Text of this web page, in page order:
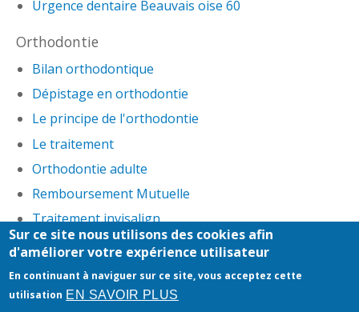
Urgence dentaire Beauvais oise 60
Orthodontie
Bilan orthodontique
Dépistage en orthodontie
Le principe de l'orthodontie
Le traitement
Orthodontie adulte
Remboursement Mutuelle
Traitement invisalign
Honoraires-Mentions légales-Infos Conseil de
l'Ordre- site web du cabinet dentaire créé par
Sur ce site nous utilisons des cookies afin
d'améliorer votre expérience utilisateur
En continuant à naviguer sur ce site, vous acceptez cette
utilisation EN SAVOIR PLUS